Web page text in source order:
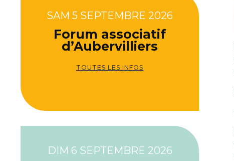
SAM 5 SEPTEMBRE 2026
Forum associatif
d’Aubervilliers
TOUTES LES INFOS
DIM 6 SEPTEMBRE 2026